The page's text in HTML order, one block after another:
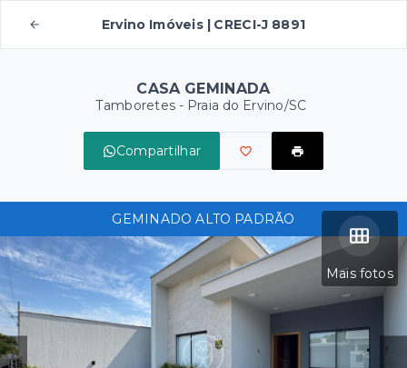
Ervino Imóveis | CRECI-J 8891
CASA GEMINADA
Tamboretes - Praia do Ervino/SC
Compartilhar
Mais fotos
GEMINADO ALTO PADRÃO